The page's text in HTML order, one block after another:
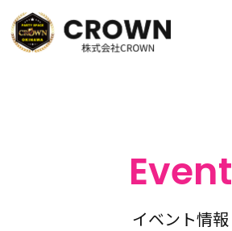
Event
イベント情報